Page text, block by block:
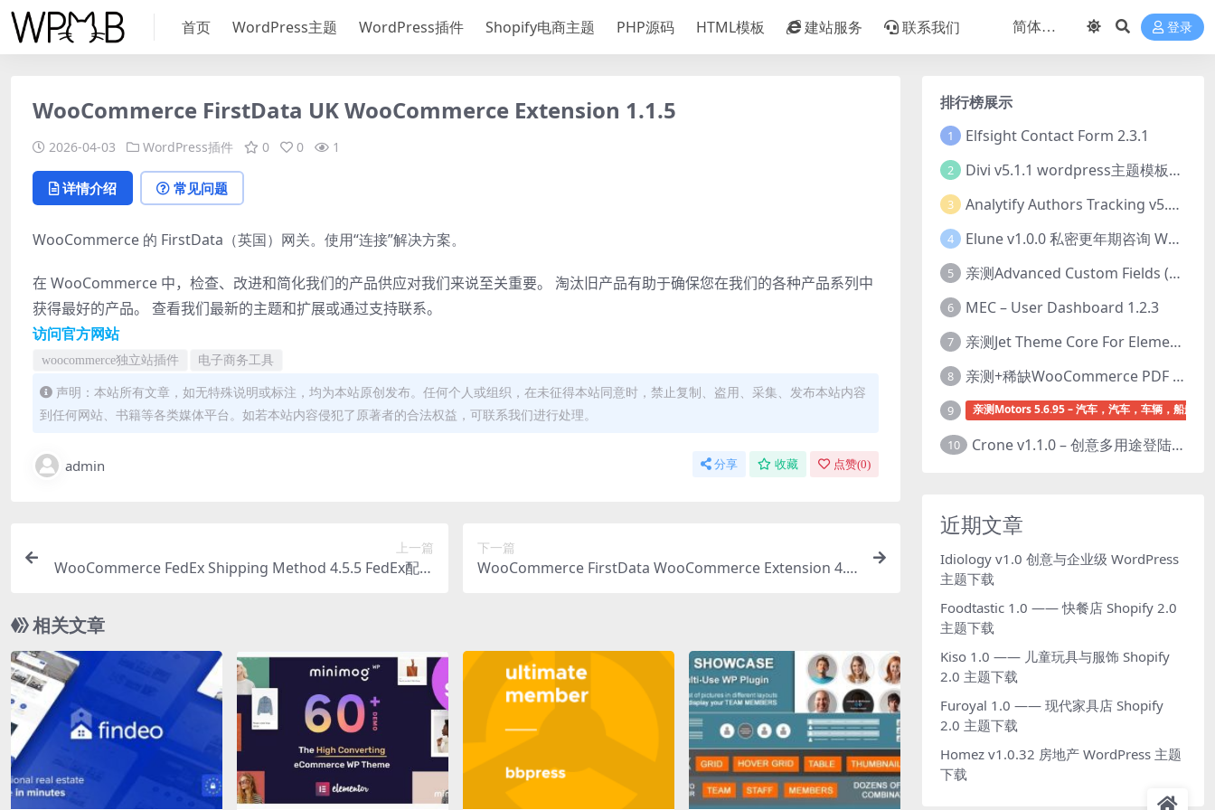
首页 WordPress主题 WordPress插件 Shopify电商主题 PHP源码 HTML模板 建站服务 联系我们 登录
WooCommerce FirstData UK WooCommerce Extension 1.1.5
2026-04-03 WordPress插件 0 0 1
详情介绍 常见问题
WooCommerce 的 FirstData（英国）网关。使用“连接”解决方案。
在 WooCommerce 中，检查、改进和简化我们的产品供应对我们来说至关重要。
淘汰旧产品有助于确保您在我们的各种产品系列中
获得最好的产品。
查看我们最新的主题和扩展或通过支持联系。
访问官方网站
woocommerce独立站插件 电子商务工具
声明：本站所有文章，如无特殊说明或标注，均为本站原创发布。任何个人或组织，在未征得本站同意时，禁止复制、盗用、采集、发布本站内容
到任何网站、书籍等各类媒体平台。如若本站内容侵犯了原著者的合法权益，可联系我们进行处理。
admin 分享 收藏 点赞(0)
上一篇
WooCommerce FedEx Shipping Method 4.5.5 FedEx配送
下一篇
WooCommerce FirstData WooCommerce Extension 4.9.
相关文章
排行榜展示
1 Elfsight Contact Form 2.3.1
2 Divi v5.1.1 wordpress主题模板打包下载（Theme + Builder+ Extra Theme + Templates + Layouts + PSD）
3 Analytify Authors Tracking v5.0.0 插件破解版下载
4 Elune v1.0.0 私密更年期咨询 WordPress 主题下载
5 亲测Advanced Custom Fields (ACF) Pro v6.8.0.1 + Advanced Custom Fields: Extended PRO v0.9.2.3 | 网站开发自定义字段插件下载
6 MEC – User Dashboard 1.2.3
7 亲测Jet Theme Core For Elementor 2.3.1.2 插件下载
8 亲测+稀缺WooCommerce PDF Invoices & Packing Slips Professional v2.20.0 + Templates v2.25.1 [by WpOverNight] WooCommerce PDF 发票和装箱单插件下载
9 亲测Motors 5.6.95 – 汽车，汽车，车辆，船舶
10 Crone v1.1.0 – 创意多用途登陆页面HTML模板下载
近期文章
Idiology v1.0 创意与企业级 WordPress
主题下载
Foodtastic 1.0 —— 快餐店 Shopify 2.0
主题下载
Kiso 1.0 —— 儿童玩具与服饰 Shopify
2.0 主题下载
Furoyal 1.0 —— 现代家具店 Shopify
2.0 主题下载
Homez v1.0.32 房地产 WordPress 主题
下载